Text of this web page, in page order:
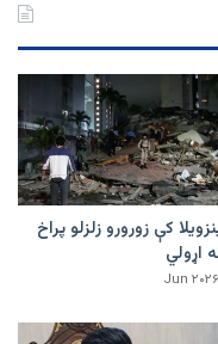
کې زورورو زلزلو پراخ
اړولي